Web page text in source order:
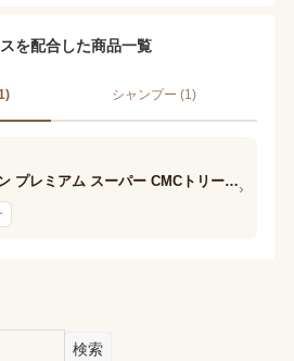
を配合した商品一覧
シャンプー (1)
瑞原 サイムダン プレミアム スーパー CMCトリートメント›
検索